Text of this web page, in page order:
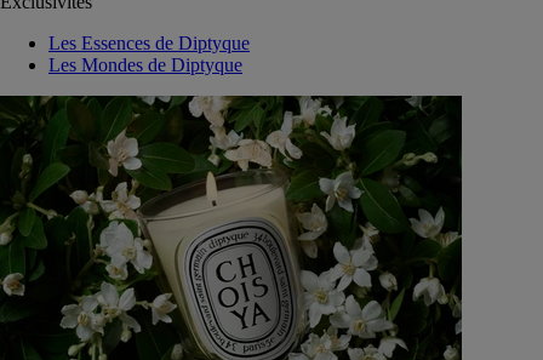
Les Essences de Diptyque
Les Mondes de Diptyque